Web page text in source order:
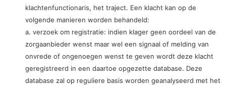
klachtenfunctionaris, het traject. Een klacht kan op de
volgende manieren worden behandeld:
a. verzoek om registratie: indien klager geen oordeel van de
zorgaanbieder wenst maar wel een signaal of melding van
onvrede of ongenoegen wenst te geven wordt deze klacht
geregistreerd in een daartoe opgezette database. Deze
database zal op reguliere basis worden geanalyseerd met het